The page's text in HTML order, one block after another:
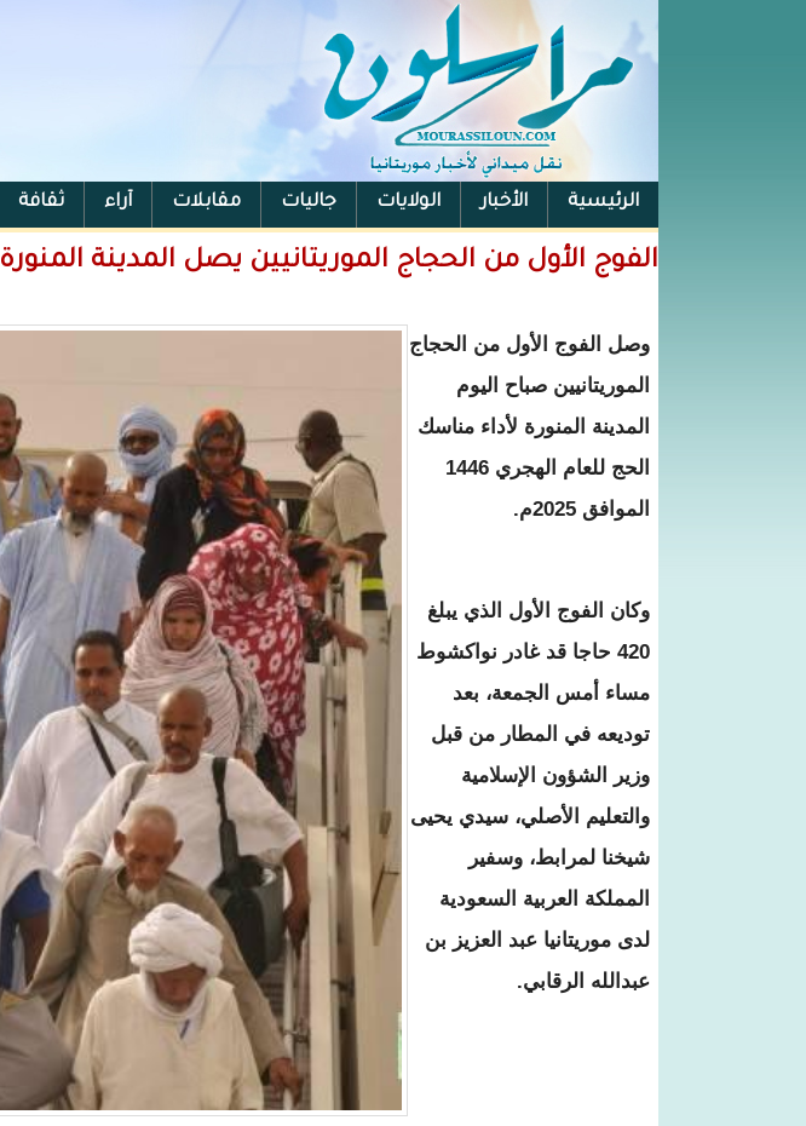
الرئيسية الأخبار الولايات جاليات مقابلات آراء ثقافة
الفيس بوك
الفوج الأول من الحجاج الموريتانيين يصل المدينة المنورة
وصل الفوج‌ الأول من‌ الحجاج‌
الموريتانيين صباح اليوم
المدينة المنورة لأداء مناسك
الحج للعام الهجري 1446
الموافق 2025م.
وكان الفوج الأول الذي يبلغ
420 حاجا قد غادر نواكشوط
مساء أمس الجمعة، بعد
توديعه في المطار من قبل
وزير الشؤون الإسلامية
والتعليم الأصلي، سيدي يحيى
شيخنا لمرابط، وسفير
المملكة العربية السعودية
لدى موريتانيا عبد العزيز بن
عبدالله الرقابي.